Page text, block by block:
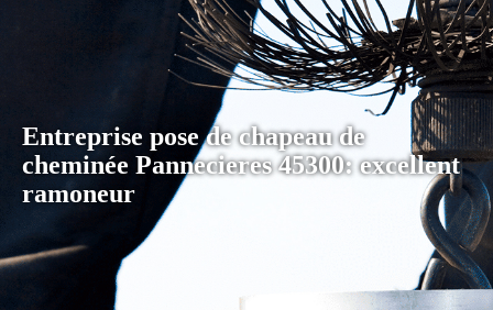
Entreprise pose de chapeau de
cheminée Pannecieres 45300: excellent
ramoneur